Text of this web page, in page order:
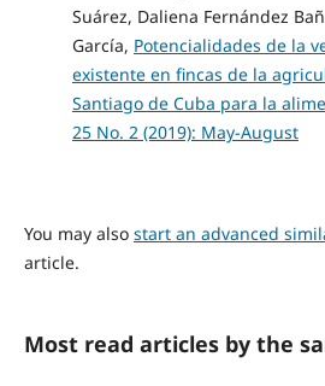
Suárez, Daliena Fernández
García, Potencialidades de la
existente en fincas de la
Santiago de Cuba para la
25 No. 2 (2019): May-August
You may also start an advanced
article.
Most read articles by the